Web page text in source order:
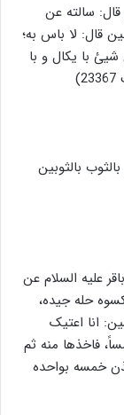
قال: سالته عن
قال: لا باس به؛
با یکال و با
بالثوبین
علیه السلام عن
حله جیده،
انا اعتیک
فاخذها منه ثم
خمسه بواحده